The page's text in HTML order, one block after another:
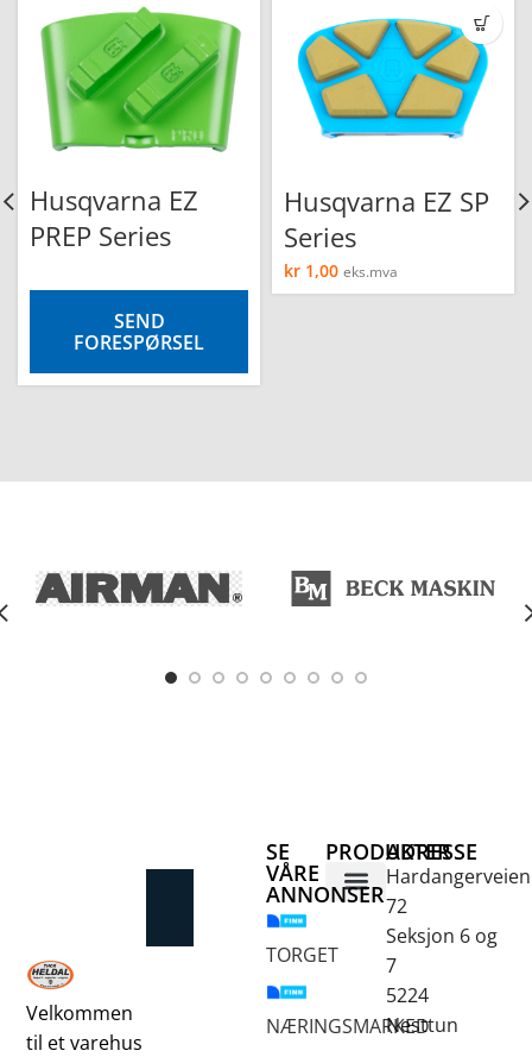
Husqvarna EZ
PREP Series
SEND
FORESPØRSEL
Husqvarna EZ SP
Series
kr 1,00 eks.mva
Velkommen
til et varehus
ADRESSE
Hardangerveien
72
Seksjon 6 og
7
5224
Nesttun
PRODUKTER
SE
VÅRE
ANNONSER
TORGET
NÆRINGSMARKED